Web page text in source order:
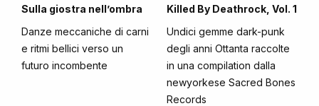
Sulla giostra nell’ombra
Danze meccaniche di carni
e ritmi bellici verso un
futuro incombente
Killed By Deathrock, Vol. 1
Undici gemme dark-punk
degli anni Ottanta raccolte
in una compilation dalla
newyorkese Sacred Bones
Records